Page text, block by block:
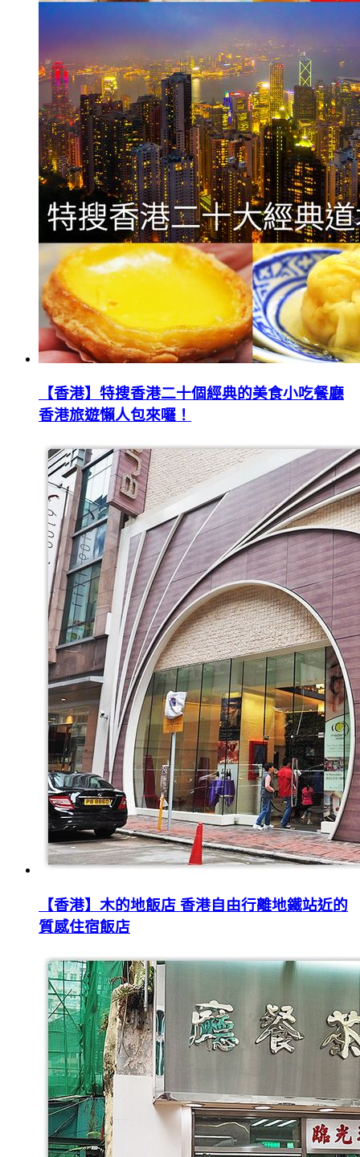
【香港】特搜香港二十個經典的美食小吃餐廳
香港旅遊懶人包來囉！
【香港】木的地飯店 香港自由行離地鐵站近的
質感住宿飯店